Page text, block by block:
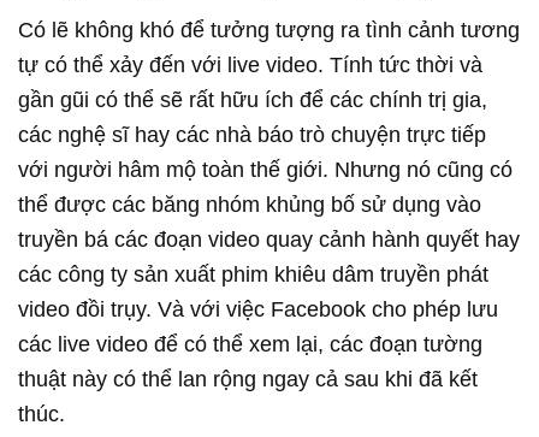
Có lẽ không khó để tưởng tượng ra tình cảnh tương
tự có thể xảy đến với live video. Tính tức thời và
gần gũi có thể sẽ rất hữu ích để các chính trị gia,
các nghệ sĩ hay các nhà báo trò chuyện trực tiếp
với người hâm mộ toàn thế giới. Nhưng nó cũng có
thể được các băng nhóm khủng bố sử dụng vào
truyền bá các đoạn video quay cảnh hành quyết hay
các công ty sản xuất phim khiêu dâm truyền phát
video đồi trụy. Và với việc Facebook cho phép lưu
các live video để có thể xem lại, các đoạn tường
thuật này có thể lan rộng ngay cả sau khi đã kết
thúc.